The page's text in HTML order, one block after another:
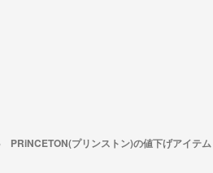
PRiNCETON(プリンストン)の値下げアイテム